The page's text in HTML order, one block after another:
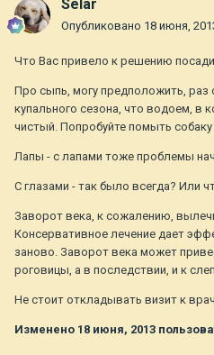
Selar
Опубликовано 18 июня,
Что Вас привело к решению
Про сыпь, могу предположить, раз
купального сезона, что водоем, в
чистый. Попробуйте помыть
Лапы - с лапами тоже проблемы
С глазами - так было всегда? Или
Заворот века, к сожалению,
Консервативное лечение дает
заново. Заворот века может
роговицы, а в последствии, и к
Не стоит откладывать визит к
Изменено 18 июня, 2013